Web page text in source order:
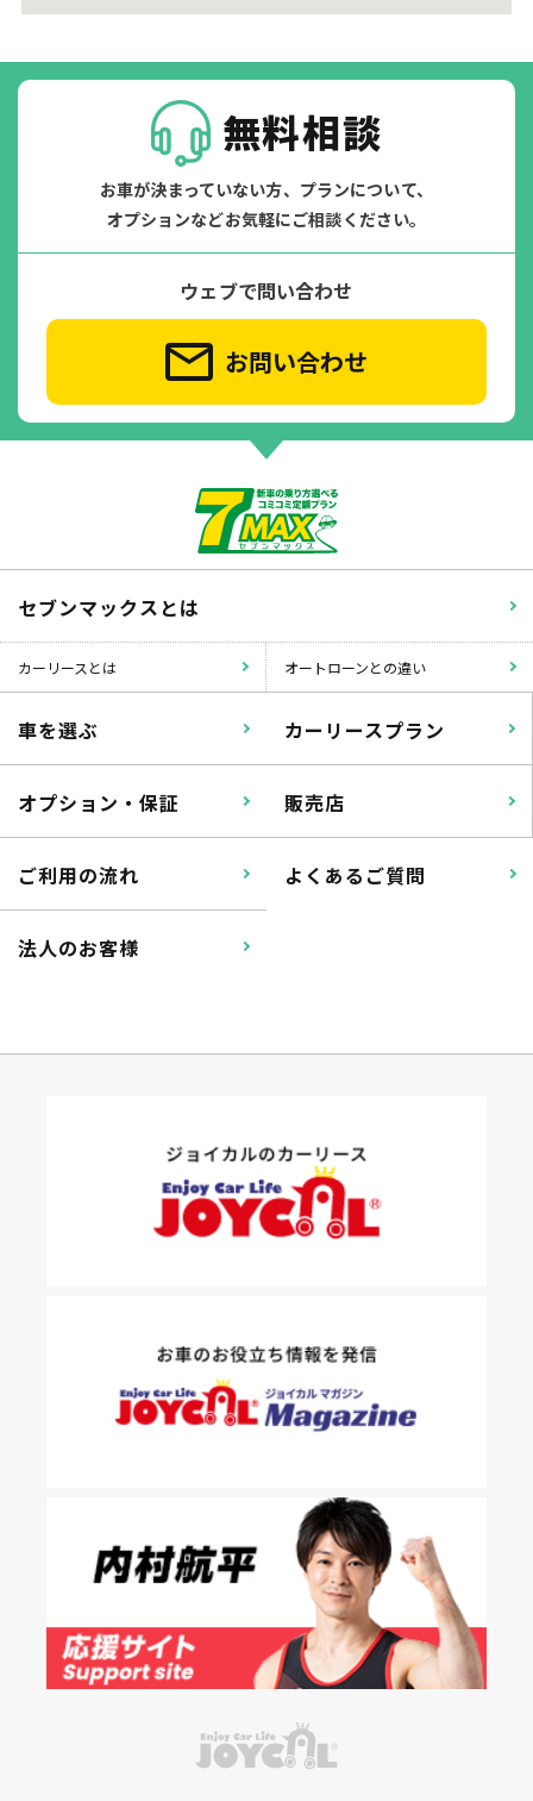
無料相談
お車が決まっていない方、プランについて、
オプションなどお気軽にご相談ください。
ウェブで問い合わせ
お問い合わせ
セブンマックスとは
カーリースとは オートローンとの違い
車を選ぶ カーリースプラン
オプション・保証 販売店
ご利用の流れ よくあるご質問
法人のお客様